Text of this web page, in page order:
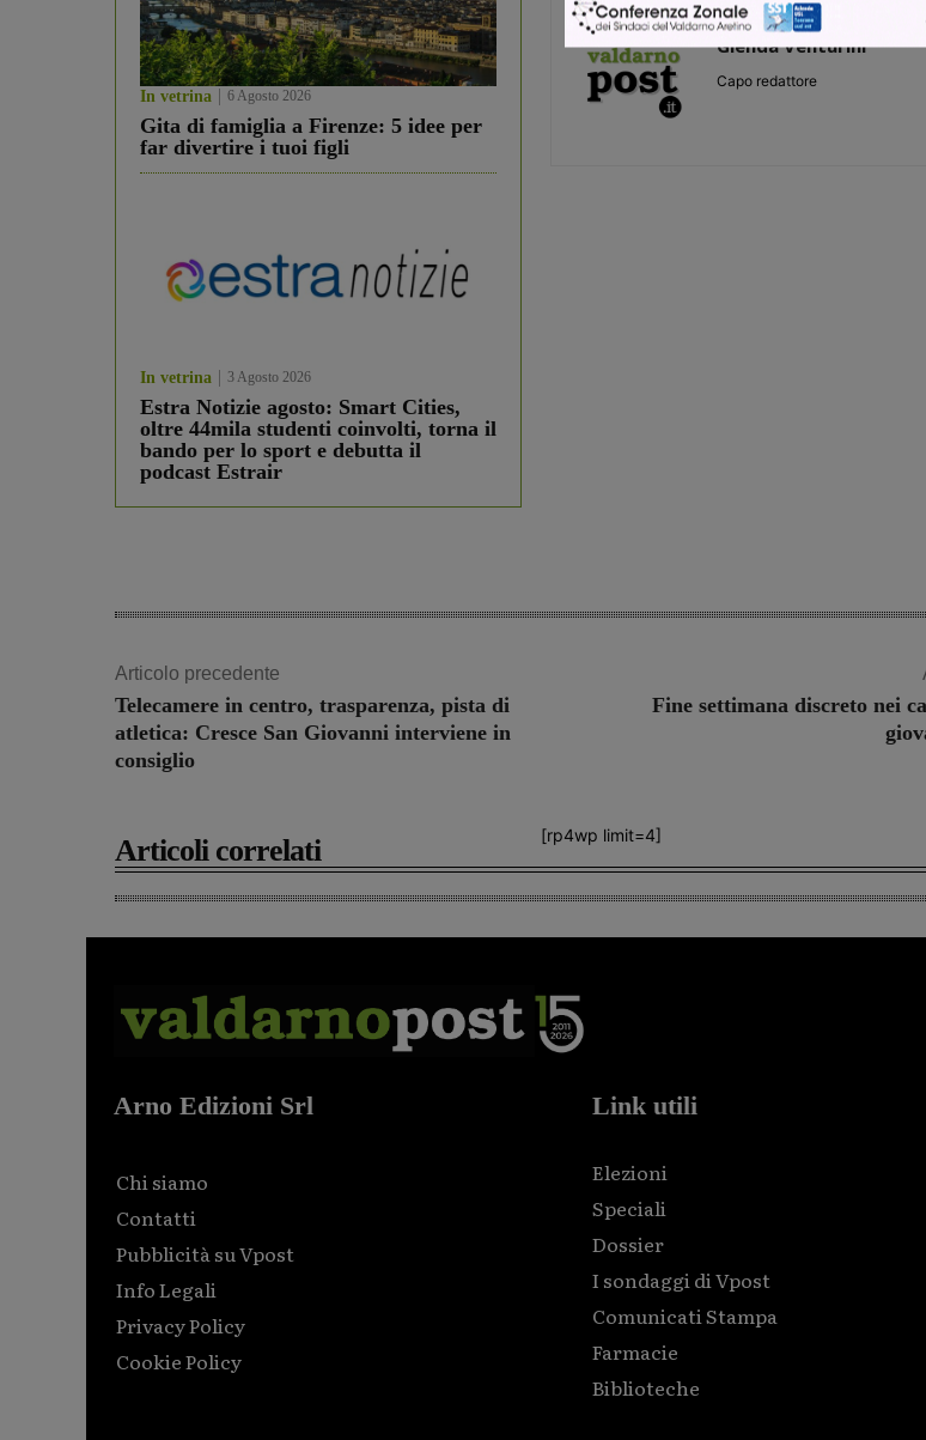
In vetrina 6 Agosto 2026
Gita di famiglia a Firenze: 5 idee per
far divertire i tuoi figli
In vetrina 3 Agosto 2026
Estra Notizie agosto: Smart Cities,
oltre 44mila studenti coinvolti, torna il
bando per lo sport e debutta il
podcast Estrair
Glenda Venturini
Capo redattore
Articolo precedente
Telecamere in centro, trasparenza, pista di
atletica: Cresce San Giovanni interviene in
consiglio
Fine settimana discreto nei
[rp4wp limit=4]
Articoli correlati
Arno Edizioni Srl
Chi siamo
Contatti
Pubblicità su Vpost
Info Legali
Privacy Policy
Cookie Policy
Link utili
Elezioni
Speciali
Dossier
I sondaggi di Vpost
Comunicati Stampa
Farmacie
Biblioteche